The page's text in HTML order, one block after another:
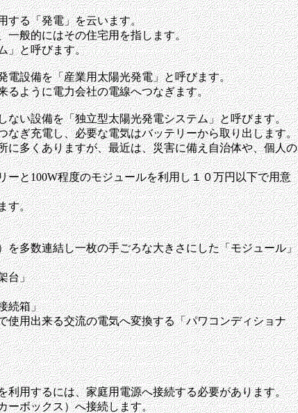
する「発電」を云います。
一般的にはその住宅用を指します。
」と呼びます。
電設備を「産業用太陽光発電」と呼びます。
るように電力会社の電線へつなぎます。
い設備を「独立型太陽光発電システム」と呼びます。
ぎ充電し、必要な電気はバッテリーから取り出します。
多くありますが、最近は、災害に備え自治体や、個人の
と100W程度のモジュールを利用し１０万円以下で用意
す。
多数連結し一枚の手ごろな大きさにした「モジュール」
台」
続箱」
用出来る交流の電気へ変換する「パワコンディショナ
用するには、家庭用電源へ接続する必要があります。
ーボックス）へ接続します。